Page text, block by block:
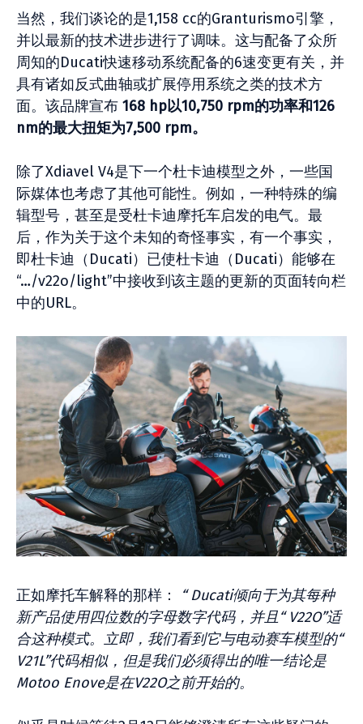
当然，我们谈论的是1,158 cc的Granturismo引擎，
并以最新的技术进步进行了调味。这与配备了众所
周知的Ducati快速移动系统配备的6速变更有关，并
具有诸如反式曲轴或扩展停用系统之类的技术方
面。该品牌宣布 168 hp以10,750 rpm的功率和126
nm的最大扭矩为7,500 rpm。
除了Xdiavel V4是下一个杜卡迪模型之外，一些国
际媒体也考虑了其他可能性。例如，一种特殊的编
辑型号，甚至是受杜卡迪摩托车启发的电气。最
后，作为关于这个未知的奇怪事实，有一个事实，
即杜卡迪（Ducati）已使杜卡迪（Ducati）能够在
“…/v22o/light”中接收到该主题的更新的页面转向栏
中的URL。
正如摩托车解释的那样：
“ Ducati倾向于为其每种
新产品使用四位数的字母数字代码，并且“ V22O”适
合这种模式。立即，我们看到它与电动赛车模型的“
V21L”代码相似，但是我们必须得出的唯一结论是
Motoo Enove是在V22O之前开始的。